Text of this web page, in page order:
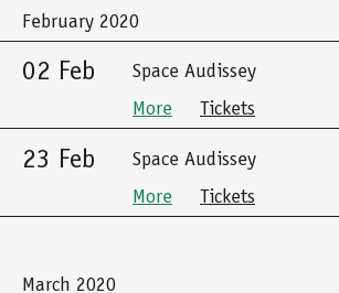
February 2020
02 Feb
Space Audissey
More
Tickets
23 Feb
Space Audissey
More
Tickets
March 2020